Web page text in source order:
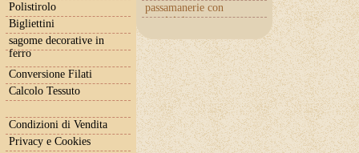
passamanerie con
cuoricini
Polistirolo
Bigliettini
sagome decorative in
ferro
Conversione Filati
Calcolo Tessuto
Condizioni di Vendita
Privacy e Cookies